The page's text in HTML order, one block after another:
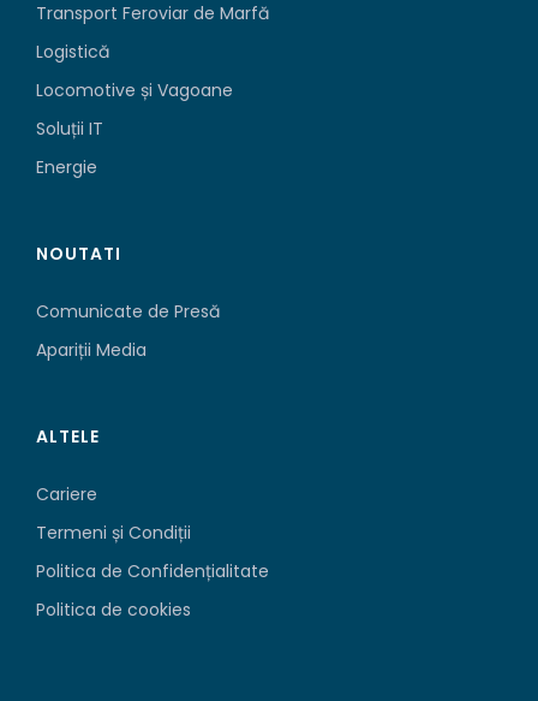
Transport Feroviar de Marfă
Logistică
Locomotive și Vagoane
Soluții IT
Energie
NOUTATI
Comunicate de Presă
Apariții Media
ALTELE
Cariere
Termeni și Condiții
Politica de Confidențialitate
Politica de cookies